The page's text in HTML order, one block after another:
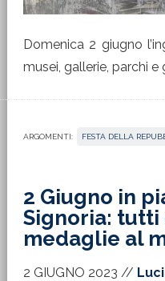
Domenica 2 giugno
musei, gallerie, parchi
ARGOMENTI: FESTA DELLA
2 Giugno in
Signoria:
medaglie al
2 GIUGNO 2023 //